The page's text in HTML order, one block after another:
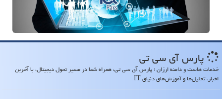
پارس آی سی تی
خدمات هاست و دامنه ارزان ؛ پارس آی سی تی، همراه شما در مسیر تحول دیجیتال، با آخرین
اخبار، تحلیل‌ها و آموزش‌های دنیای IT